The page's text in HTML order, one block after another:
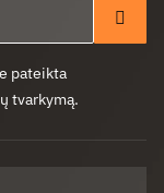
pateikta
tvarkymą.